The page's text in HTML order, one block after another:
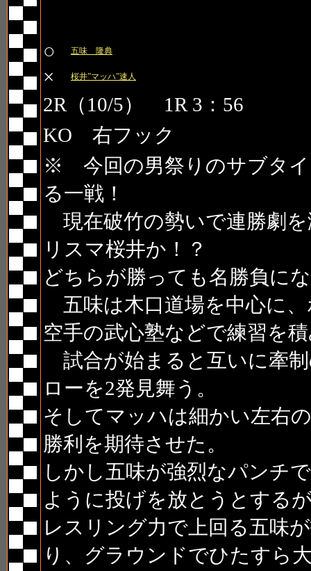
○
五味 隆典
× 桜井”マッハ”速人
2R（10/5） 1R 3：56
KO 右フック
※ 今回の男祭りのサブタイ
る一戦！
現在破竹の勢いで連勝劇
リスマ桜井か！？
どちらが勝っても名勝負に
五味は木口道場を中心に
空手の武心塾などで練習を
試合が始まると互いに牽
ローを2発見舞う。
そしてマッハは細かい左右
勝利を期待させた。
しかし五味が強烈なパンチ
ように投げを放とうとする
レスリング力で上回る五味
り、グラウンドでひたすら